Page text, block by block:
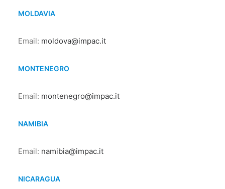
MOLDAVIA
Email: moldova@impac.it
MONTENEGRO
Email: montenegro@impac.it
NAMIBIA
Email: namibia@impac.it
NICARAGUA